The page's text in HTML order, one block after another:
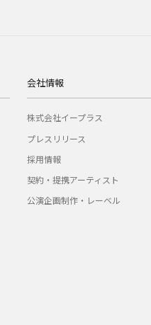
会社情報
株式会社イープラス
プレスリリース
採用情報
契約・提携アーティスト
公演企画制作・レーベル